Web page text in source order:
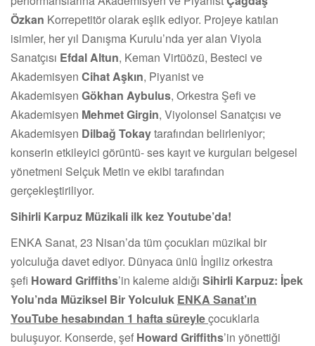
Özkan Korrepetitör olarak eşlik ediyor. Projeye katılan
isimler, her yıl Danışma Kurulu’nda yer alan Viyola
Sanatçısı Efdal Altun, Keman Virtüözü, Besteci ve
Akademisyen Cihat Aşkın, Piyanist ve
Akademisyen Gökhan Aybulus, Orkestra Şefi ve
Akademisyen Mehmet Girgin, Viyolonsel Sanatçısı ve
Akademisyen Dilbağ Tokaytarafından belirleniyor;
konserin etkileyici görüntü- ses kayıt ve kurguları belgesel
yönetmeni Selçuk Metin ve ekibi tarafından
gerçekleştiriliyor.
Sihirli Karpuz Müzikali ilk kez Youtube’da!
ENKA Sanat, 23 Nisan’da tüm çocukları müzikal bir
yolculuğa davet ediyor. Dünyaca ünlü İngiliz orkestra
şefi Howard Griffiths’in kaleme aldığı Sihirli Karpuz: İpek
Yolu’nda Müziksel Bir Yolculuk ENKA Sanat’ın
YouTube hesabından 1 hafta süreyleçocuklarla
buluşuyor. Konserde, şef Howard Griffiths’in yönettiği